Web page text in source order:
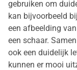
gebruiken om
kan bijvoorbeeld
een afbeelding
een schaar.
ook een duidelijk
kunnen er mooi